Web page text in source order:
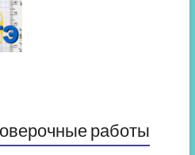
работы